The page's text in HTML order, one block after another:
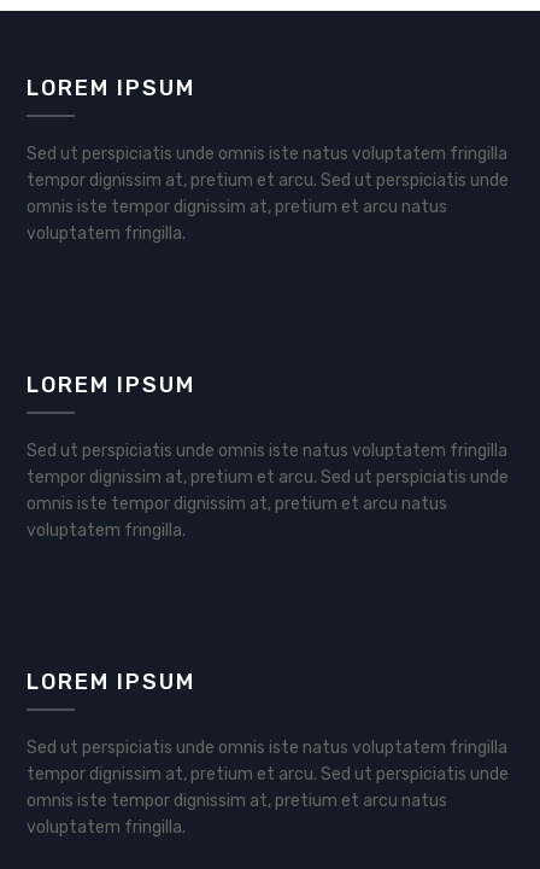
LOREM IPSUM
Sed ut perspiciatis unde omnis iste natus voluptatem fringilla
tempor dignissim at, pretium et arcu. Sed ut perspiciatis unde
omnis iste tempor dignissim at, pretium et arcu natus
voluptatem fringilla.
LOREM IPSUM
Sed ut perspiciatis unde omnis iste natus voluptatem fringilla
tempor dignissim at, pretium et arcu. Sed ut perspiciatis unde
omnis iste tempor dignissim at, pretium et arcu natus
voluptatem fringilla.
LOREM IPSUM
Sed ut perspiciatis unde omnis iste natus voluptatem fringilla
tempor dignissim at, pretium et arcu. Sed ut perspiciatis unde
omnis iste tempor dignissim at, pretium et arcu natus
voluptatem fringilla.